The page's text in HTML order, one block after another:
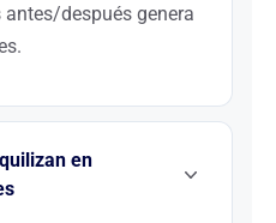
después genera
de proyectos,
también valora los sitios
en